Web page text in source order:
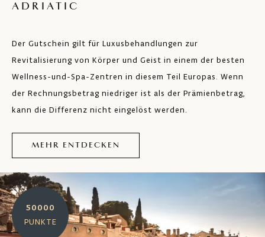
ADRIATIC
Der Gutschein gilt für Luxusbehandlungen zur
Revitalisierung von Körper und Geist in einem der besten
Wellness-und-Spa-Zentren in diesem Teil Europas. Wenn
der Rechnungsbetrag niedriger ist als der Prämienbetrag,
kann die Differenz nicht eingelöst werden.
MEHR ENTDECKEN
50000
PUNKTE